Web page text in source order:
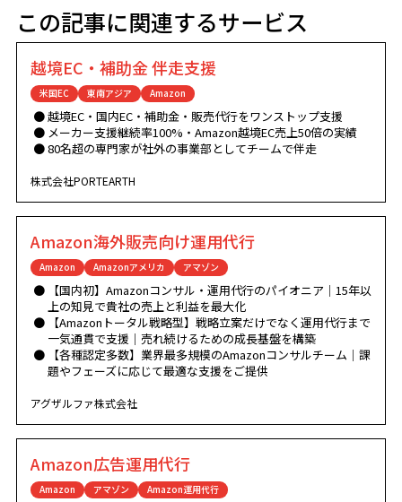
この記事に関連するサービス
越境EC・補助金 伴走支援
米国EC 東南アジア Amazon
越境EC・国内EC・補助金・販売代行をワンストップ支援
メーカー支援継続率100%・Amazon越境EC売上50倍の実績
80名超の専門家が社外の事業部としてチームで伴走
株式会社PORTEARTH
Amazon海外販売向け運用代行
Amazon Amazonアメリカ アマゾン
【国内初】Amazonコンサル・運用代行のパイオニア｜15年以
上の知見で貴社の売上と利益を最大化
【Amazonトータル戦略型】戦略立案だけでなく運用代行まで
一気通貫で支援｜売れ続けるための成長基盤を構築
【各種認定多数】業界最多規模のAmazonコンサルチーム｜課
題やフェーズに応じて最適な支援をご提供
アグザルファ株式会社
Amazon広告運用代行
Amazon アマゾン Amazon運用代行